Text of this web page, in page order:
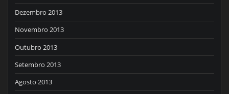
Dezembro 2013
Novembro 2013
Outubro 2013
Setembro 2013
Agosto 2013